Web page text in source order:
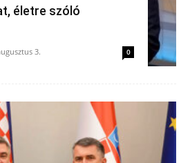
életre szóló
3. 0